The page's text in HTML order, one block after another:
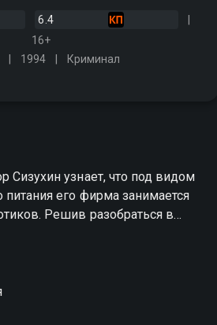
6.4
16+
1994 Криминал
Сизухин узнает, что под видом
питания его фирма занимается
Решив разобраться в
борьбу с мафией и